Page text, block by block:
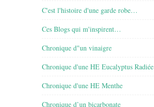
C'est l'histoire d'une garde robe…
Ces Blogs qui m'inspirent…
Chronique d"un vinaigre
Chronique d'une HE Eucalyptus Radiée
Chronique d'une HE Menthe
Chronique d’un bicarbonate